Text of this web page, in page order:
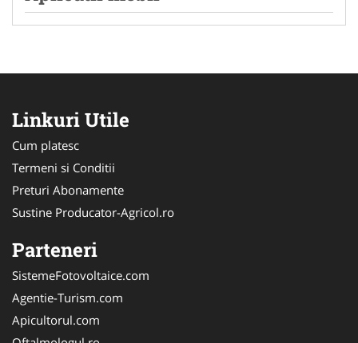
Linkuri Utile
Cum platesc
Termeni si Conditii
Preturi Abonamente
Sustine Producator-Agricol.ro
Parteneri
SistemeFotovoltaice.com
Agentie-Turism.com
Apicultorul.com